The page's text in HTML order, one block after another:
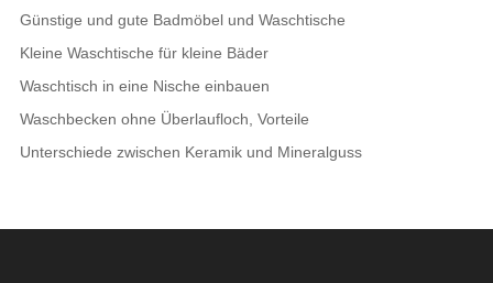
Günstige und gute Badmöbel und Waschtische
Kleine Waschtische für kleine Bäder
Waschtisch in eine Nische einbauen
Waschbecken ohne Überlaufloch, Vorteile
Unterschiede zwischen Keramik und Mineralguss